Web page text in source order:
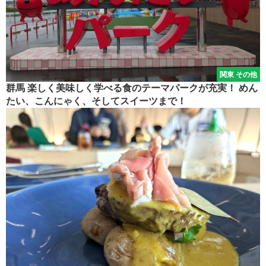
関東 その他
群馬 楽しく美味しく学べる食のテーマパークが充実！ めん
たい、こんにゃく、そしてスイーツまで！